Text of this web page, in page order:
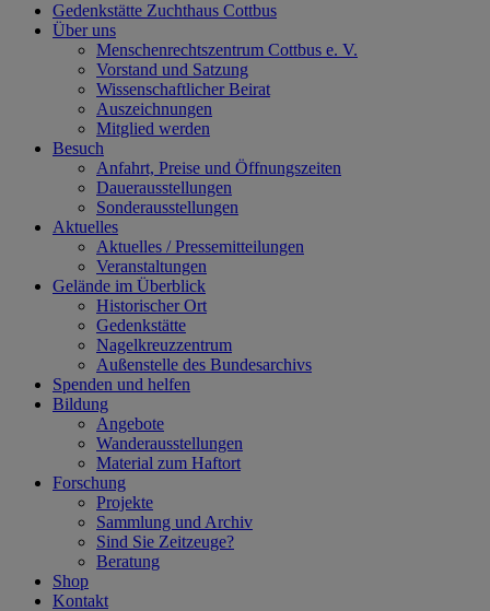
Gedenkstätte Zuchthaus Cottbus
Über uns
Menschenrechtszentrum Cottbus e. V.
Vorstand und Satzung
Wissenschaftlicher Beirat
Auszeichnungen
Mitglied werden
Besuch
Anfahrt, Preise und Öffnungszeiten
Dauerausstellungen
Sonderausstellungen
Aktuelles
Aktuelles / Pressemitteilungen
Veranstaltungen
Gelände im Überblick
Historischer Ort
Gedenkstätte
Nagelkreuzzentrum
Außenstelle des Bundesarchivs
Spenden und helfen
Bildung
Angebote
Wanderausstellungen
Material zum Haftort
Forschung
Projekte
Sammlung und Archiv
Sind Sie Zeitzeuge?
Beratung
Shop
Kontakt